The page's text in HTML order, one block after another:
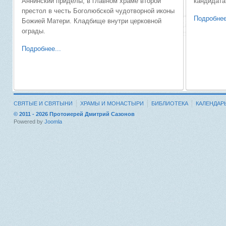
престол в честь Боголюбской чудотворной иконы
Божией Матери. Кладбище внутри церковной
ограды.
Подробнее...
СВЯТЫЕ И СВЯТЫНИ ХРАМЫ И МОНАСТЫРИ БИБЛИОТЕКА
© 2011 - 2026 Протоиерей Дмитрий Сазонов
Powered by Joomla